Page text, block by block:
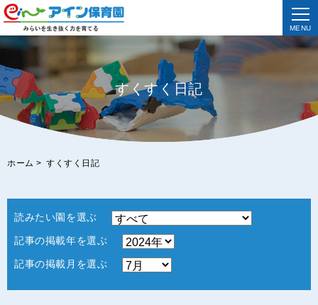
MENU
すくすく日記
ホーム > すくすく日記
読みたい園を選ぶ
記事の掲載年を選ぶ
記事の掲載月を選ぶ